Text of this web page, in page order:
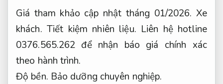
Giá tham khảo cập nhật tháng 01/2026. Xe
khách. Tiết kiệm nhiên liệu. Liên hệ hotline
0376.565.262 để nhận báo giá chính xác
theo hành trình.
Độ bền. Bảo dưỡng chuyên nghiệp.